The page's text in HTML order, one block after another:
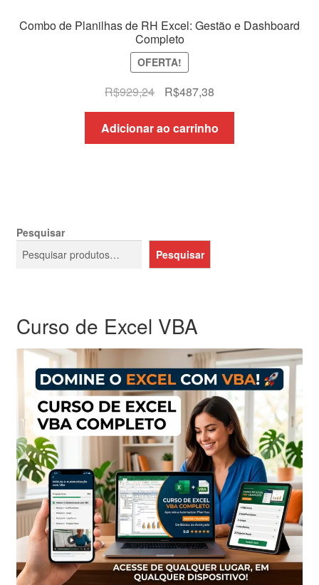
Combo de Planilhas de RH Excel: Gestão e Dashboard
Completo
OFERTA!
R$929,24
O
preço
original
era:
R$487,38O
preço
atual
é:
Adicionar ao carrinho
Pesquisar
Pesquisar
Curso de Excel VBA